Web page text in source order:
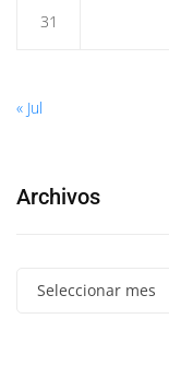
31
« Jul
Archivos
Seleccionar mes